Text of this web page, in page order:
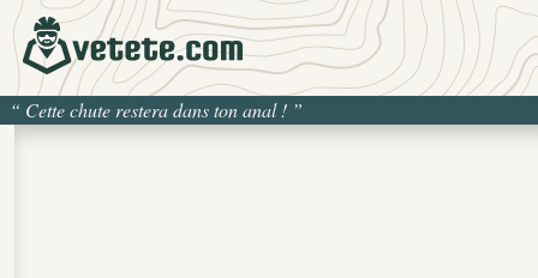
“ Cette chute restera dans ton anal ! ”